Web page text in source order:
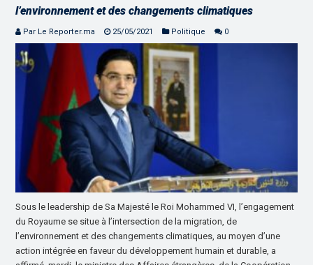
l’environnement et des changements climatiques
Par Le Reporter.ma 25/05/2021 Politique 0
Sous le leadership de Sa Majesté le Roi Mohammed VI, l’engagement
du Royaume se situe à l’intersection de la migration, de
l’environnement et des changements climatiques, au moyen d’une
action intégrée en faveur du développement humain et durable, a